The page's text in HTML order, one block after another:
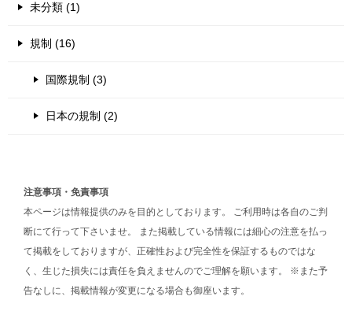
未分類 (1)
規制 (16)
国際規制 (3)
日本の規制 (2)
注意事項・免責事項
本ページは情報提供のみを目的としております。 ご利用時は各自のご判
断にて行って下さいませ。 また掲載している情報には細心の注意を払っ
て掲載をしておりますが、正確性および完全性を保証するものではな
く、生じた損失には責任を負えませんのでご理解を願います。 ※また予
告なしに、掲載情報が変更になる場合も御座います。